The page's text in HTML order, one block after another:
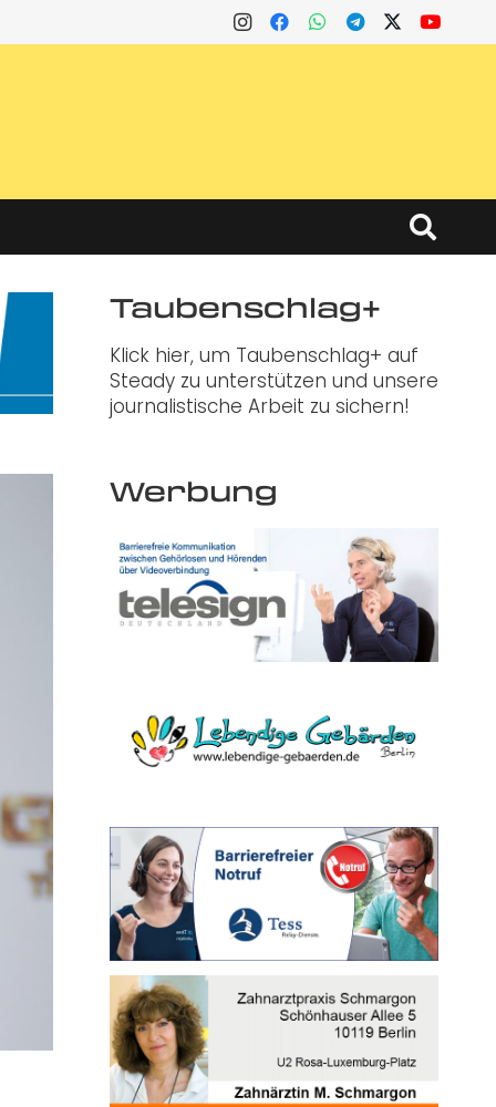
Taubenschlag+
Klick hier, um Taubenschlag+ auf
Steady zu unterstützen und unsere
journalistische Arbeit zu sichern!
Werbung